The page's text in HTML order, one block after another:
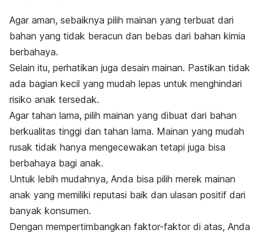
Agar aman, sebaiknya pilih mainan yang terbuat dari
bahan yang tidak beracun dan bebas dari bahan kimia
berbahaya.
Selain itu, perhatikan juga desain mainan. Pastikan tidak
ada bagian kecil yang mudah lepas untuk menghindari
risiko anak tersedak.
Agar tahan lama, pilih mainan yang dibuat dari bahan
berkualitas tinggi dan tahan lama. Mainan yang mudah
rusak tidak hanya mengecewakan tetapi juga bisa
berbahaya bagi anak.
Untuk lebih mudahnya, Anda bisa pilih merek mainan
anak yang memiliki reputasi baik dan ulasan positif dari
banyak konsumen.
Dengan mempertimbangkan faktor-faktor di atas, Anda